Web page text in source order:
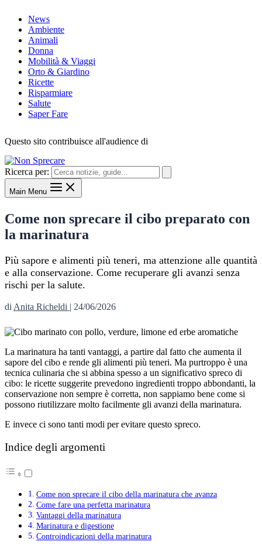
News
Ambiente
Animali
Donna
Mobilità & Viaggi
Orto & Giardino
Ricette
Risparmiare
Salute
Saper Fare
Questo sito contribuisce all'audience di
Ricerca per:
Main Menu
Come non sprecare il cibo preparato con
la marinatura
Più sapore e alimenti più teneri, ma attenzione alle quantità
e alla conservazione. Come recuperare gli avanzi senza
rischi per la salute.
di Anita Richeldi | 24/06/2026
La marinatura ha tanti vantaggi, a partire dal fatto che aumenta il
sapore del cibo e rende gli alimenti più teneri. Ma purtroppo è una
tecnica culinaria che si abbina spesso a un significativo spreco di
cibo: le ricette suggerite prevedono ingredienti troppo abbondanti, la
conservazione non sempre è corretta, non sappiamo bene come si
possono riutilizzare molto facilmente gli avanzi della marinatura.
E invece ci sono tanti modi per evitare questo spreco.
Indice degli argomenti
Come non sprecare il cibo della marinatura che avanza
Come fare una perfetta marinatura
Vantaggi della marinatura
Marinatura e digestione
Controindicazioni della marinatura